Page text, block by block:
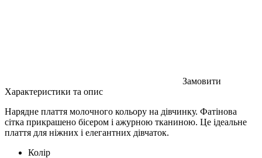
Замовити
Характеристики та опис
Нарядне плаття молочного кольору на дівчинку. Фатінова
сітка прикрашено бісером і ажурною тканиною. Це ідеальне
плаття для ніжних і елегантних дівчаток.
Колір